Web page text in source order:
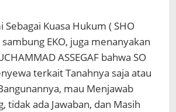
Sebagai Kuasa Hukum ( SHO
EKO, juga menanyakan
ASSEGAF bahwa SO
terkait Tanahnya saja atau
mau Menjawab
tidak ada Jawaban, dan Masih